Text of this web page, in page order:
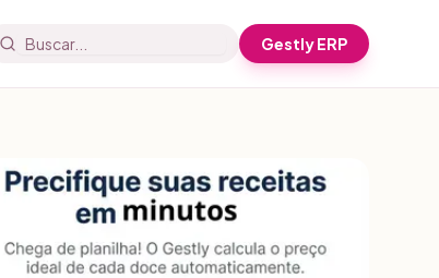
Buscar artigos e receitas Gestly ERP